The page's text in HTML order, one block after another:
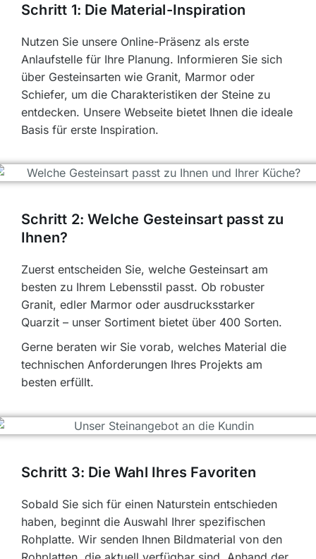
Schritt 1: Die Material-Inspiration
Nutzen Sie unsere Online-Präsenz als erste
Anlaufstelle für Ihre Planung. Informieren Sie sich
über Gesteinsarten wie Granit, Marmor oder
Schiefer, um die Charakteristiken der Steine zu
entdecken. Unsere Webseite bietet Ihnen die ideale
Basis für erste Inspiration.
Schritt 2: Welche Gesteinsart passt zu
Ihnen?
Zuerst entscheiden Sie, welche Gesteinsart am
besten zu Ihrem Lebensstil passt. Ob robuster
Granit, edler Marmor oder ausdrucksstarker
Quarzit – unser Sortiment bietet über 400 Sorten.
Gerne beraten wir Sie vorab, welches Material die
technischen Anforderungen Ihres Projekts am
besten erfüllt.
Schritt 3: Die Wahl Ihres Favoriten
Sobald Sie sich für einen Naturstein entschieden
haben, beginnt die Auswahl Ihrer spezifischen
Rohplatte. Wir senden Ihnen Bildmaterial von den